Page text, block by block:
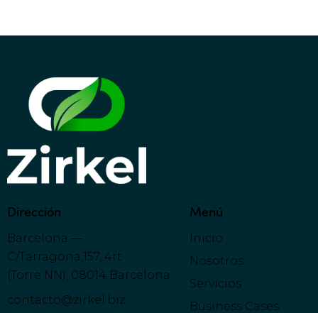
Dirección
Barcelona —
C/Tarragona,157, 4rt
(Torre NN), 08014 Barcelona
contacto@zirkel.biz
Menú
Inicio
Nosotros
Servicios
Business Cases